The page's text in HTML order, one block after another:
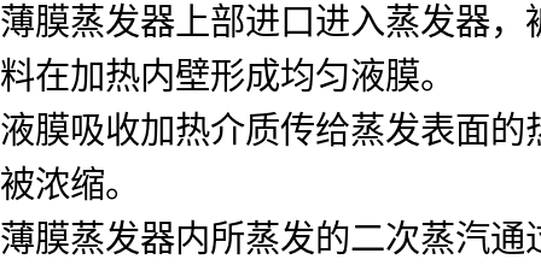
薄膜蒸发器上部进口进入蒸发器
料在加热内壁形成均匀液膜。
液膜吸收加热介质传给蒸发表面
被浓缩。
薄膜蒸发器内所蒸发的二次蒸汽